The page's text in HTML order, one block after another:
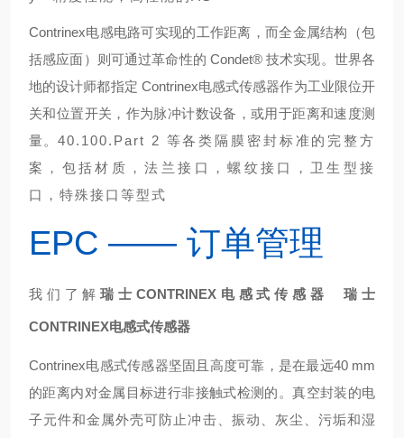
Contrinex电感电路可实现的工作距离，而全金属结构（包
括感应面）则可通过革命性的 Condet® 技术实现。世界各
地的设计师都指定 Contrinex电感式传感器作为工业限位开
关和位置开关，作为脉冲计数设备，或用于距离和速度测
量。 40.100.Part 2 等各类隔膜密封标准的完整方
案，包括材质，法兰接口，螺纹接口，卫生型接
口，特殊接口等型式
EPC —— 订单管理
我们了解瑞士CONTRINEX电感式传感器 瑞士
CONTRINEX电感式传感器
Contrinex电感式传感器坚固且高度可靠，是在最远40 mm
的距离内对金属目标进行非接触式检测的。真空封装的电
子元件和金属外壳可防止冲击、振动、灰尘、污垢和湿